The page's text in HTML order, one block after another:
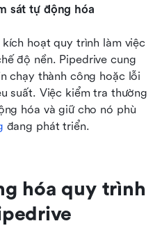
sát tự động hóa
hoạt quy trình làm việc
độ nền. Pipedrive cung
chạy thành công hoặc lỗi
suất. Việc kiểm tra thường
hóa và giữ cho nó phù
đang phát triển.
hóa quy trình